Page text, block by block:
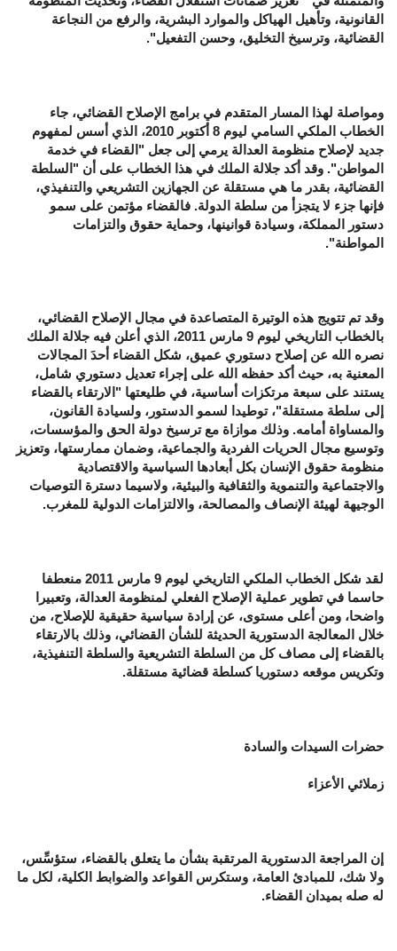
القانونية، وتأهيل الهياكل والموارد البشرية، والرفع من النجاعة
القضائية، وترسيخ التخليق، وحسن التفعيل".
ومواصلة لهذا المسار المتقدم في برامج الإصلاح القضائي، جاء
الخطاب الملكي السامي ليوم 8 أكتوبر 2010، الذي أسس لمفهوم
جديد لإصلاح منظومة العدالة يرمي إلى جعل "القضاء في خدمة
المواطن". وقد أكد جلالة الملك في هذا الخطاب على أن "السلطة
القضائية، بقدر ما هي مستقلة عن الجهازين التشريعي والتنفيذي،
فإنها جزء لا يتجزأ من سلطة الدولة. فالقضاء مؤتمن على سمو
دستور المملكة، وسيادة قوانينها، وحماية حقوق والتزامات
المواطنة".
وقد تم تتويج هذه الوتيرة المتصاعدة في مجال الإصلاح القضائي،
بالخطاب التاريخي ليوم 9 مارس 2011، الذي أعلن فيه جلالة الملك
نصره الله عن إصلاح دستوري عميق، شكل القضاء أحدَ المجالات
المعنية به، حيث أكد حفظه الله على إجراء تعديل دستوري شامل،
يستند على سبعة مرتكزات أساسية، في طليعتها "الارتقاء بالقضاء
إلى سلطة مستقلة"، توطيدا لسمو الدستور، ولسيادة القانون،
والمساواة أمامه. وذلك موازاة مع ترسيخ دولة الحق والمؤسسات،
وتوسيع مجال الحريات الفردية والجماعية، وضمان ممارستها، وتعزيز
منظومة حقوق الإنسان بكل أبعادها السياسية والاقتصادية
والاجتماعية والتنموية والثقافية والبيئية، ولاسيما دسترة التوصيات
الوجيهة لهيئة الإنصاف والمصالحة، والالتزامات الدولية للمغرب.
لقد شكل الخطاب الملكي التاريخي ليوم 9 مارس 2011 منعطفا
حاسما في تطوير عملية الإصلاح الفعلي لمنظومة العدالة، وتعبيرا
واضحا، ومن أعلى مستوى، عن إرادة سياسية حقيقية للإصلاح، من
خلال المعالجة الدستورية الحديثة للشأن القضائي، وذلك بالارتقاء
بالقضاء إلى مصاف كل من السلطة التشريعية والسلطة التنفيذية،
وتكريس موقعه دستوريا كسلطة قضائية مستقلة.
حضرات السيدات والسادة
زملائي الأعزاء
إن المراجعة الدستورية المرتقبة بشأن ما يتعلق بالقضاء، ستؤسِّس،
ولا شك، للمبادئ العامة، وستكرس القواعد والضوابط الكلية، لكل ما
له صله بميدان القضاء.